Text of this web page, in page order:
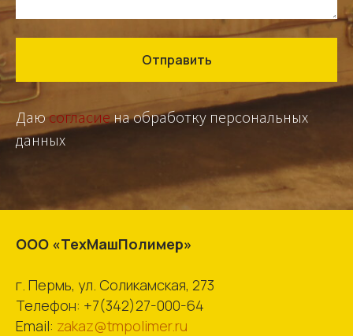
Отправить
Даюсогласиена обработку персональных
данных
ООО «ТехМашПолимер»
г. Пермь, ул. Соликамская, 273
Телефон: +7(342)27-000-64
Email: zakaz@tmpolimer.ru